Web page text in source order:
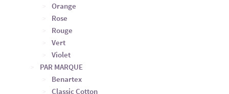
Orange
Rose
Rouge
Vert
Violet
PAR MARQUE
Benartex
Classic Cotton